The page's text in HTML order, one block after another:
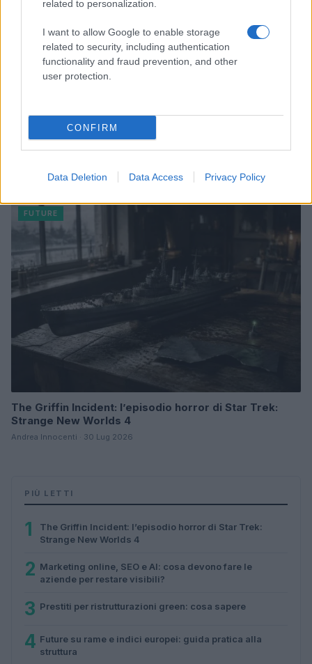
related to personalization.
I want to allow Google to enable storage
related to security, including authentication
functionality and fraud prevention, and other
user protection.
CONFIRM
Data Deletion Data Access Privacy Policy
NavCube3-mini: il ricevitore che rivoluzionerà la
Edoardo Vitali · 4 Ago 2026
FUTURE
The Griffin Incident: l’episodio horror di Star Trek:
Strange New Worlds 4
Andrea Innocenti · 30 Lug 2026
PIÙ LETTI
1
The Griffin Incident: l’episodio horror di Star Trek:
Strange New Worlds 4
2 Marketing online, SEO e AI: cosa devono fare le
aziende per restare visibili?
3 Prestiti per ristrutturazioni green: cosa sapere
4 Future su rame e indici europei: guida pratica alla
struttura